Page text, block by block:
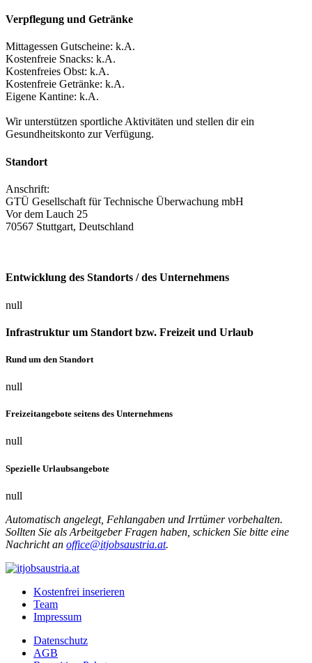
Verpflegung und Getränke
Mittagessen Gutscheine: k.A.
Kostenfreie Snacks: k.A.
Kostenfreies Obst: k.A.
Kostenfreie Getränke: k.A.
Eigene Kantine: k.A.
Wir unterstützen sportliche Aktivitäten und stellen dir ein
Gesundheitskonto zur Verfügung.
Standort
Anschrift:
GTÜ Gesellschaft für Technische Überwachung mbH
Vor dem Lauch 25
70567 Stuttgart, Deutschland
Entwicklung des Standorts / des Unternehmens
null
Infrastruktur um Standort bzw. Freizeit und Urlaub
Rund um den Standort
null
Freizeitangebote seitens des Unternehmens
null
Spezielle Urlaubsangebote
null
Automatisch angelegt, Fehlangaben und Irrtümer vorbehalten.
Sollten Sie als Arbeitgeber Fragen haben, schicken Sie bitte eine
Nachricht an office@itjobsaustria.at.
Kostenfrei inserieren
Team
Impressum
Datenschutz
AGB